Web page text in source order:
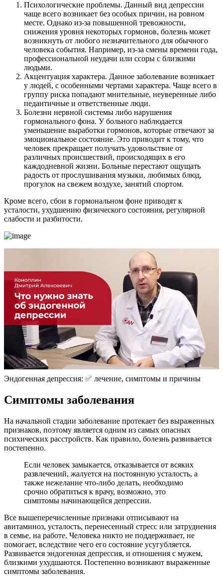
Психологические проблемы. Данный вид депрессии
чаще всего возникает без особых причин, на ровном
месте. Однако из-за повышенной тревожности,
снижения уровня некоторых гормонов, болезнь может
возникнуть от любого незначительного для обычного
человека события. Например, из-за смены времени года,
профессиональной неудачи или ссоры с близкими
людьми.
Акцентуация характера. Данное заболевание возникает
у людей, с особенными чертами характера. Чаще всего в
группу риска попадают мнительные, неуверенные либо
педантичные и ответственные люди.
Болезни нервной системы либо нарушения
гормонального фона. У больного наблюдается
уменьшение выработки гормонов, которые отвечают за
эмоциональное состояние. Это приводит к тому, что
человек прекращает получать удовольствие от
различных происшествий, происходящих в его
каждодневной жизни. Больные перестают ощущать
радость от прослушивания музыки, любимых блюд,
прогулок на свежем воздухе, занятий спортом.
Кроме всего, сбои в гормональном фоне приводят к
усталости, ухудшению физического состояния, регулярной
слабости и разбитости.
Эндогенная депрессия: ✅ лечение, симптомы и причины
Симптомы заболевания
На начальной стадии заболевание протекает без выраженных
признаков, поэтому является одним из самых опасных
психических расстройств. Как правило, болезнь развивается
постепенно.
Если человек замыкается, отказывается от всяких
развлечений, жалуется на постоянную усталость, а
также нежелание что-либо делать, необходимо
срочно обратиться к врачу, возможно, это
симптомы начинающейся депрессии.
Все вышеперечисленные признаки отписывают на
авитаминоз, усталость, перенесенный стресс или затруднения
в семье, на работе. Человека никто не поддерживает, не
помогает, вследствие чего его состояние усугубляется.
Развивается эндогенная депрессия, и отношения с мужем,
близкими ухудшаются. Постепенно возникают выраженные
симптомы заболевания.